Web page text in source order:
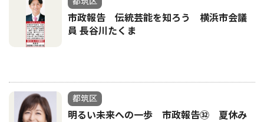
市政報告 伝統芸能を知ろう 横浜市会議
員 長谷川たくま
都筑区
明るい未来への一歩 市政報告㉜ 夏休み